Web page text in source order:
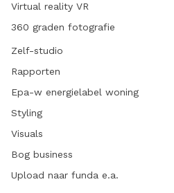
Virtual reality VR
360 graden fotografie
Zelf-studio
Rapporten
Epa-w energielabel woning
Styling
Visuals
Bog business
Upload naar funda e.a.